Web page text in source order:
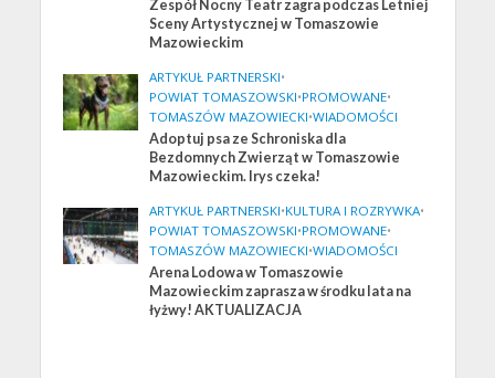
Zespół Nocny Teatr zagra podczas Letniej
Sceny Artystycznej w Tomaszowie
Mazowieckim
ARTYKUŁ PARTNERSKI•
POWIAT TOMASZOWSKI•PROMOWANE•
TOMASZÓW MAZOWIECKI•WIADOMOŚCI
Adoptuj psa ze Schroniska dla
Bezdomnych Zwierząt w Tomaszowie
Mazowieckim. Irys czeka!
ARTYKUŁ PARTNERSKI•KULTURA I ROZRYWKA•
POWIAT TOMASZOWSKI•PROMOWANE•
TOMASZÓW MAZOWIECKI•WIADOMOŚCI
Arena Lodowa w Tomaszowie
Mazowieckim zaprasza w środku lata na
łyżwy! AKTUALIZACJA